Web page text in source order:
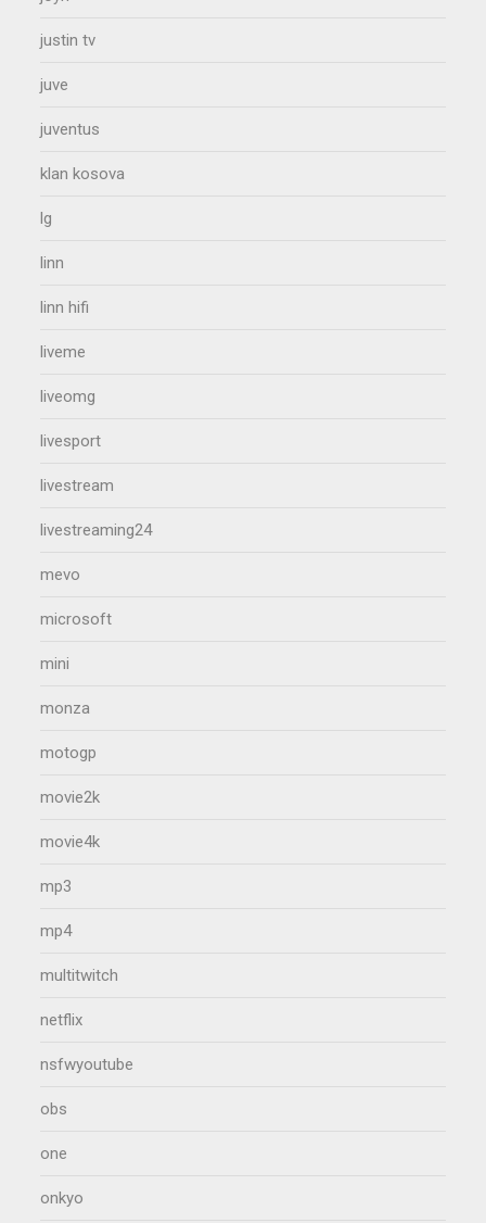
justin tv
juve
juventus
klan kosova
lg
linn
linn hifi
liveme
liveomg
livesport
livestream
livestreaming24
mevo
microsoft
mini
monza
motogp
movie2k
movie4k
mp3
mp4
multitwitch
netflix
nsfwyoutube
obs
one
onkyo